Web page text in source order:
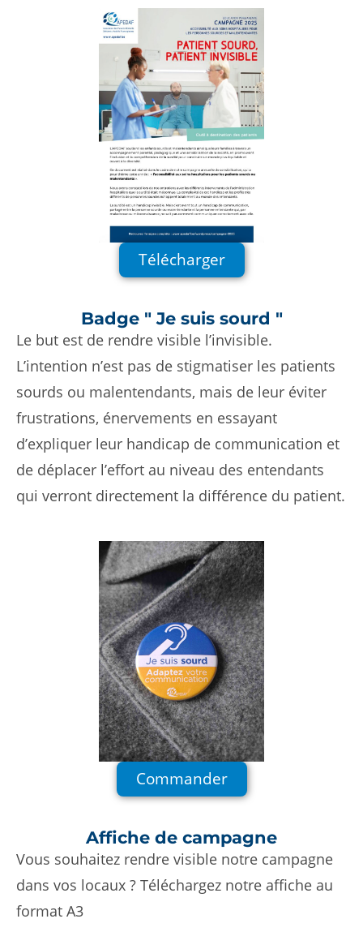
Télécharger
Badge " Je suis sourd "
Le but est de rendre visible l’invisible.
L’intention n’est pas de stigmatiser les patients
sourds ou malentendants, mais de leur éviter
frustrations, énervements en essayant
d’expliquer leur handicap de communication et
de déplacer l’effort au niveau des entendants
qui verront directement la différence du patient.
Commander
Affiche de campagne
Vous souhaitez rendre visible notre campagne
dans vos locaux ? Téléchargez notre affiche au
format A3